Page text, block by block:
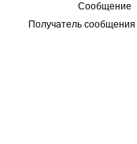
Сообщение
Получатель сообщения